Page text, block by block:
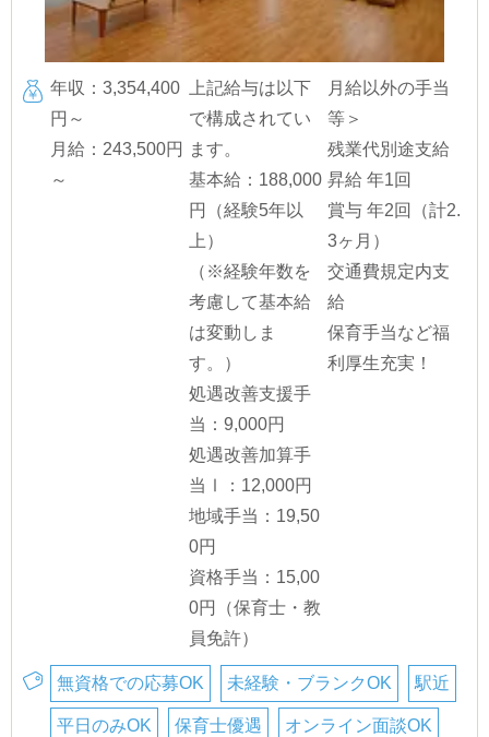
年収：3,354,400
円～
月給：243,500円
～
上記給与は以下
で構成されてい
ます。
基本給：188,000
円（経験5年以
上）
（※経験年数を
考慮して基本給
は変動しま
す。）
処遇改善支援手
当：9,000円
処遇改善加算手
当Ⅰ：12,000円
地域手当：19,50
0円
資格手当：15,00
0円（保育士・教
員免許）
月給以外の手当
等＞
残業代別途支給
昇給 年1回
賞与 年2回（計2.
3ヶ月）
交通費規定内支
給
保育手当など福
利厚生充実！
無資格での応募OK 未経験・ブランクOK 駅近
平日のみOK 保育士優遇 オンライン面談OK